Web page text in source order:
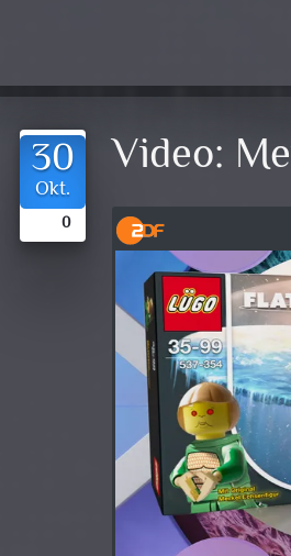
30
Okt.
0
Video: